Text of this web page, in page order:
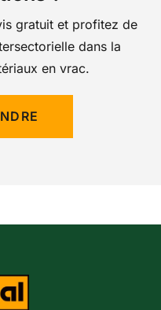
gratuit et profitez de
dans la
en vrac.